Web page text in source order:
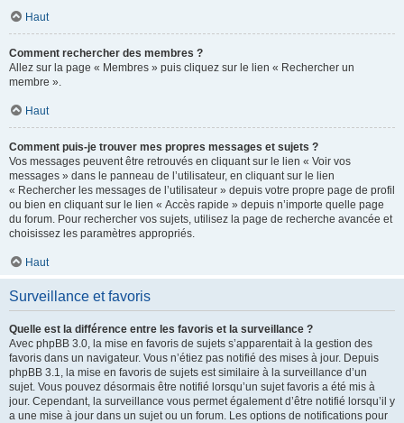
Haut
Comment rechercher des membres ?
Allez sur la page « Membres » puis cliquez sur le lien « Rechercher un
membre ».
Haut
Comment puis-je trouver mes propres messages et sujets ?
Vos messages peuvent être retrouvés en cliquant sur le lien « Voir vos
messages » dans le panneau de l’utilisateur, en cliquant sur le lien
« Rechercher les messages de l’utilisateur » depuis votre propre page de profil
ou bien en cliquant sur le lien « Accès rapide » depuis n’importe quelle page
du forum. Pour rechercher vos sujets, utilisez la page de recherche avancée et
choisissez les paramètres appropriés.
Haut
Surveillance et favoris
Quelle est la différence entre les favoris et la surveillance ?
Avec phpBB 3.0, la mise en favoris de sujets s’apparentait à la gestion des
favoris dans un navigateur. Vous n’étiez pas notifié des mises à jour. Depuis
phpBB 3.1, la mise en favoris de sujets est similaire à la surveillance d’un
sujet. Vous pouvez désormais être notifié lorsqu’un sujet favoris a été mis à
jour. Cependant, la surveillance vous permet également d’être notifié lorsqu’il y
a une mise à jour dans un sujet ou un forum. Les options de notifications pour